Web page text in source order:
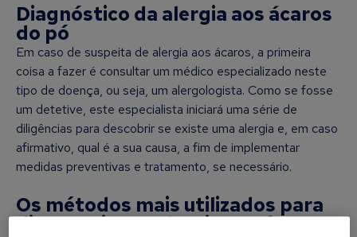
Diagnóstico da alergia aos ácaros
do pó
Em caso de suspeita de alergia aos ácaros, a primeira
coisa a fazer é consultar um médico especializado neste
tipo de doença, ou seja, um alergologista. Como se fosse
um detetive, este especialista iniciará uma série de
diligências para descobrir se existe uma alergia e, em caso
afirmativo, qual é a sua causa, a fim de implementar
medidas preventivas e tratamento, se necessário.
Os métodos mais utilizados para
diagnosticar a alergia aos ácaros